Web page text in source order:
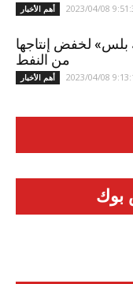
أهم الأخبار 2023/04/08
بلس» لخفض إنتاجها
من النفط
أهم الأخبار 2023/04/08
بوك